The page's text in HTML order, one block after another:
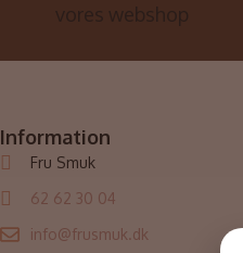
vores webshop
Information
Fru Smuk
62 62 30 04
info@frusmuk.dk